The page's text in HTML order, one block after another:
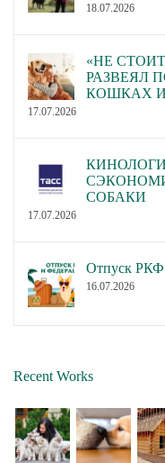
18.07.2026
«НЕ
РАЗВЕЯЛ
КОШКАХ
17.07.2026
СОБАКИ
17.07.2026
Отпуск РКФ
16.07.2026
Recent Works